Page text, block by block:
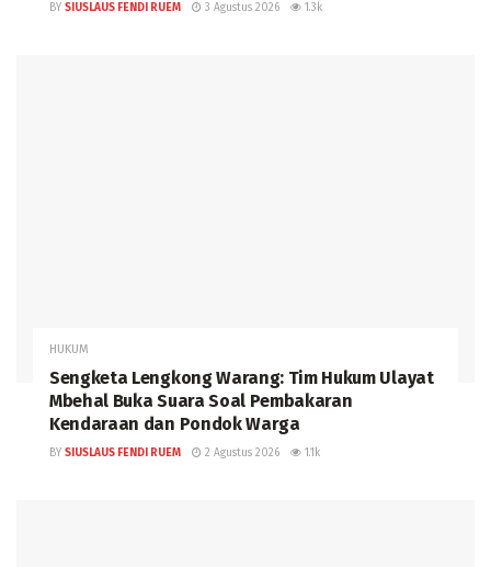
BY SIUSLAUS FENDI RUEM 3 Agustus 2026 1.3k
HUKUM
Sengketa Lengkong Warang: Tim Hukum Ulayat
Mbehal Buka Suara Soal Pembakaran
Kendaraan dan Pondok Warga
BY SIUSLAUS FENDI RUEM 2 Agustus 2026 1.1k